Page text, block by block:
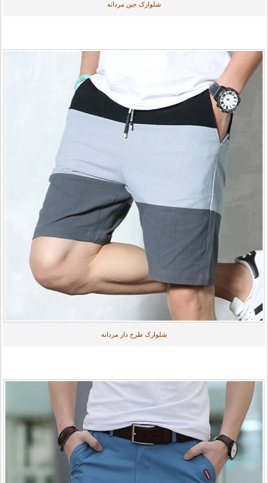
شلوارک جین مردانه
شلوارک طرح دار مردانه